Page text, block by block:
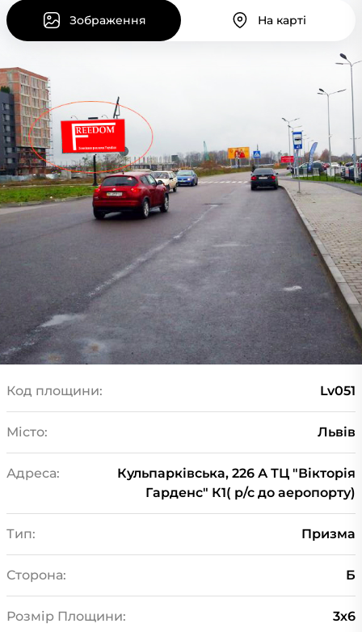
Зображення На карті
Код площини: Lv051
Місто: Львів
Адреса:
Кульпарківська, 226 А ТЦ "Вікторія
Гарденс" К1( р/с до аеропорту)
Тип: Призма
Сторона: Б
Розмір Площини: 3х6